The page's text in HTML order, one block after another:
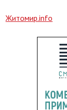
Житомир.info